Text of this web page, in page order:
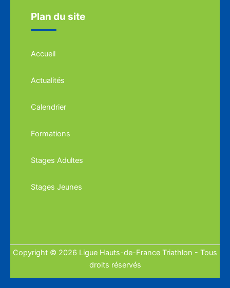
Plan du site
Accueil
Actualités
Calendrier
Formations
Stages Adultes
Stages Jeunes
Copyright © 2026 Ligue Hauts-de-France Triathlon - Tous
droits réservés